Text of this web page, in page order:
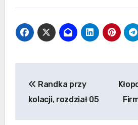
wpisu
Randka przy
kolacji, rozdział 05